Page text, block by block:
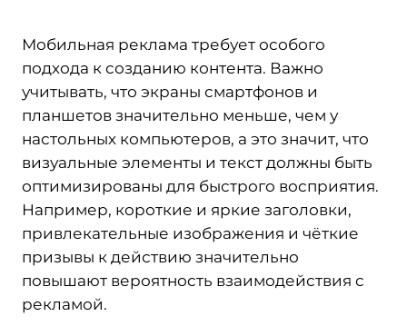
Мобильная реклама требует особого
подхода к созданию контента. Важно
учитывать, что экраны смартфонов и
планшетов значительно меньше, чем у
настольных компьютеров, а это значит, что
визуальные элементы и текст должны быть
оптимизированы для быстрого восприятия.
Например, короткие и яркие заголовки,
привлекательные изображения и чёткие
призывы к действию значительно
повышают вероятность взаимодействия с
рекламой.